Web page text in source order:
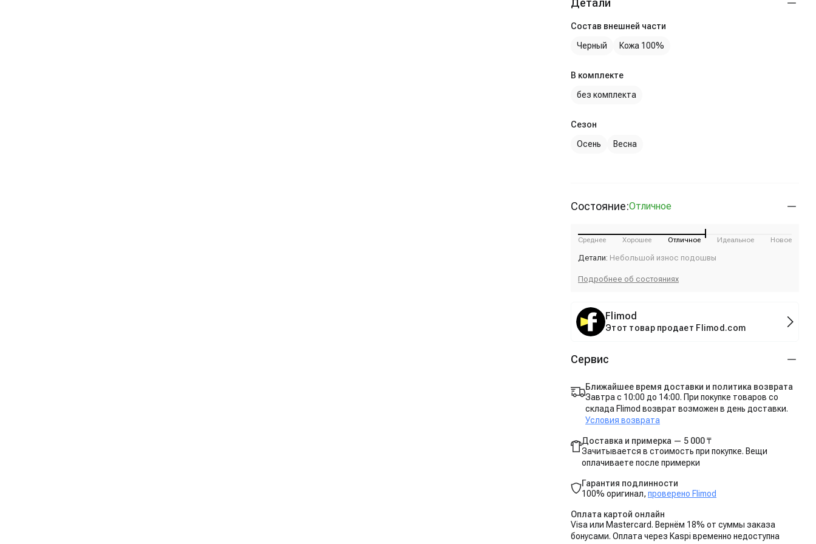
Детали
Состав внешней части
Черный
Кожа 100%
В комплекте
без комплекта
Сезон
Осень
Весна
Состояние:Отличное
Среднее Хорошее Отличное Идеальное Новое
Детали: Небольшой износ подошвы
Подробнее об состояниях
Flimod
Этот товар продает Flimod.com
Сервис
Ближайшее время доставки и политика возврата
Завтра с 10:00 до 14:00. При покупке товаров со
склада Flimod возврат возможен в день доставки.
Условия возврата
Доставка и примерка — 5 000 ₸
Зачитывается в стоимость при покупке. Вещи
оплачиваете после примерки
Гарантия подлинности
100% оригинал, проверено Flimod
Оплата картой онлайн
Visa или Mastercard. Вернём 18% от суммы заказа
бонусами. Оплата через Kaspi временно недоступна